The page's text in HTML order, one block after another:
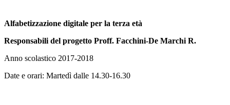
Alfabetizzazione digitale per la terza età
Responsabili del progetto Proff. Facchini-De Marchi R.
Anno scolastico 2017-2018
Date e orari: Martedì dalle 14.30-16.30